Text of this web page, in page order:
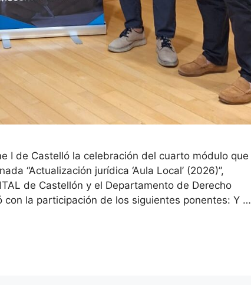
I de Castelló la celebración del cuarto módulo que
“Actualización jurídica ‘Aula Local’ (2026)”,
de Castellón y el Departamento de Derecho
la participación de los siguientes ponentes: Y …